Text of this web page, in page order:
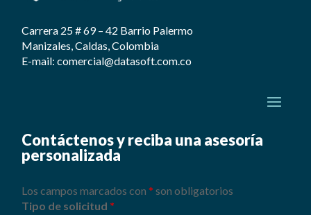
Carrera 25 # 69 – 42 Barrio Palermo
Manizales, Caldas, Colombia
E-mail: comercial@datasoft.com.co
Contáctenos y reciba una asesoría
personalizada
Los campos marcados con* son obligatorios
Tipo de solicitud *